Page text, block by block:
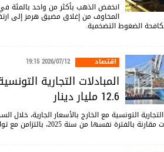
انخفض الذهب بأكثر من واحد بالمئة في
المخاوف من إغلاق مضيق هرمز إلى
الضغوط التضخمية.
اقتصاد 2026/07/12 19:15
المبادلات التجارية
12.6 مليار دينار
الصادرات والواردات مقارنة